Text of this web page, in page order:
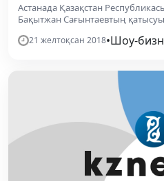
Астанада Қазақстан
Бақытжан Сағынтаевтың
21 желтоқсан 2018•Шоу-